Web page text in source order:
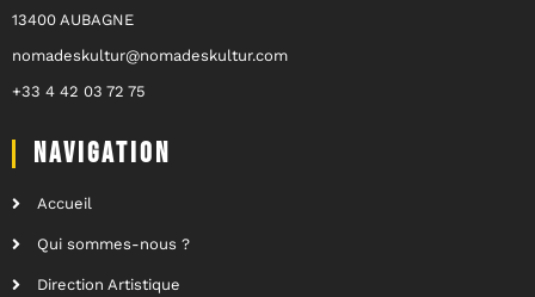
13400 AUBAGNE
nomadeskultur@nomadeskultur.com
+33 4 42 03 72 75
NAVIGATION
Accueil
Qui sommes-nous ?
Direction Artistique